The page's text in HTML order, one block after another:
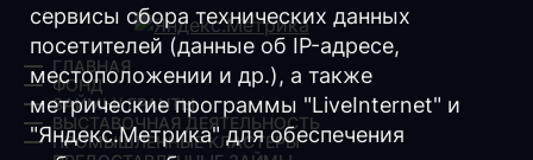
ГЛАВНАЯ
ФОНД
ЗАЙМЫ/ ГРАНТЫ
ВЫСТАВОЧНАЯ ДЕЯТЕЛЬНОСТЬ
ПРОМЫШЛЕННЫЕ КЛАСТЕРЫ
сервисы сбора технических данных
посетителей (данные об IP-адресе,
местоположении и др.), а также
метрические программы "LiveInternet" и
"Яндекс.Метрика" для обеспечения